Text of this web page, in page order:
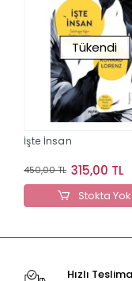
Tükendi
İşte İnsan
450,00 TL 315,00 TL
Stokta Yok
Hızlı